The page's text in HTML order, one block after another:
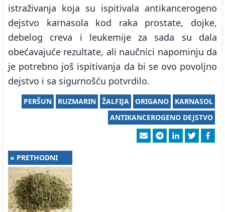
istraživanja koja su ispitivala antikancerogeno
dejstvo karnasola kod raka prostate, dojke,
debelog creva i leukemije za sada su dala
obećavajuće rezultate, ali naučnici napominju da
je potrebno još ispitivanja da bi se ovo povoljno
dejstvo i sa sigurnošću potvrdilo.
KARNASOL
ORIGANO
ŽALFIJA
RUZMARIN
PERŠUN
ANTIKANCEROGENO DEJSTVO
« PRETHODNI